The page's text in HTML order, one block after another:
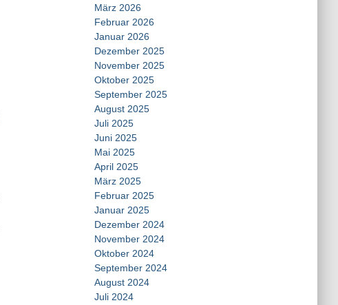
März 2026
Februar 2026
Januar 2026
Dezember 2025
November 2025
Oktober 2025
September 2025
August 2025
Juli 2025
Juni 2025
Mai 2025
April 2025
März 2025
Februar 2025
Januar 2025
Dezember 2024
November 2024
Oktober 2024
September 2024
August 2024
Juli 2024